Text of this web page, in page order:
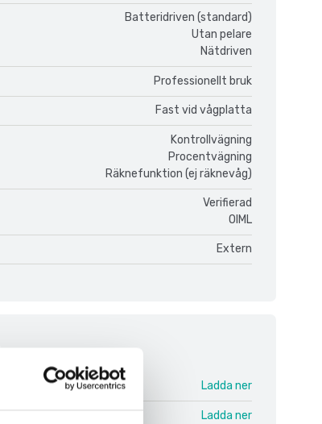
Batteridriven (standard)
Utan pelare
Nätdriven
Professionellt bruk
Fast vid vågplatta
Kontrollvägning
Procentvägning
Räknefunktion (ej räknevåg)
Verifierad
OIML
Extern
Ladda ner
Ladda ner